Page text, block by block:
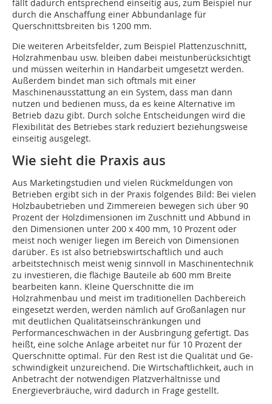
fällt dadurch entsprechend einseitig aus, zum Beispiel nur
durch die Anschaffung einer Abbundanlage für
Querschnittsbreiten bis 1200 mm.
Die weiteren Arbeitsfelder, zum Beispiel Plattenzuschnitt,
Holzrahmenbau usw. bleiben dabei meistunberücksichtigt
und müssen weiterhin in Handarbeit umgesetzt werden.
Außerdem bindet man sich oftmals mit einer
Maschinenausstattung an ein System, dass man dann
nutzen und bedienen muss, da es keine Alternative im
Betrieb dazu gibt. Durch solche Entscheidungen wird die
Flexibilität des Betriebes stark reduziert beziehungsweise
einseitig ausgelegt.
Wie sieht die Praxis aus
Aus Marketingstudien und vielen Rückmeldungen von
Betrieben ergibt sich in der Praxis folgendes Bild: Bei vielen
Holzbaubetrieben und Zimmereien bewegen sich über 90
Prozent der Holzdimensionen im Zuschnitt und Abbund in
den Dimensionen unter 200 x 400 mm, 10 Prozent oder
meist noch weniger liegen im Bereich von Dimensionen
darüber. Es ist also betriebswirtschaftlich und auch
arbeitstechnisch meist wenig sinnvoll in Maschinentechnik
zu investieren, die flächige Bauteile ab 600 mm Breite
bearbeiten kann. Kleine Querschnitte die im
Holzrahmenbau und meist im traditionellen Dachbereich
eingesetzt werden, werden nämlich auf Großanlagen nur
mit deutlichen Qualitätseinschränkungen und
Performanceschwächen in der Ausbringung gefertigt. Das
heißt, eine solche Anlage arbeitet nur für 10 Prozent der
Querschnitte optimal. Für den Rest ist die Qualität und Ge­­
schwindigkeit unzureichend. Die Wirtschaftlichkeit, auch in
Anbetracht der notwendigen Platzverhältnisse und
Energieverbräuche, wird dadurch in Frage gestellt.